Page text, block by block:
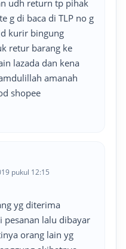
udh return tp pihak
g di baca di TLP no g
kurir bingung
retur barang ke
lazada dan kena
amanah
shopee
pukul 12:15
yg diterima
pesanan lalu dibayar
orang lain yg